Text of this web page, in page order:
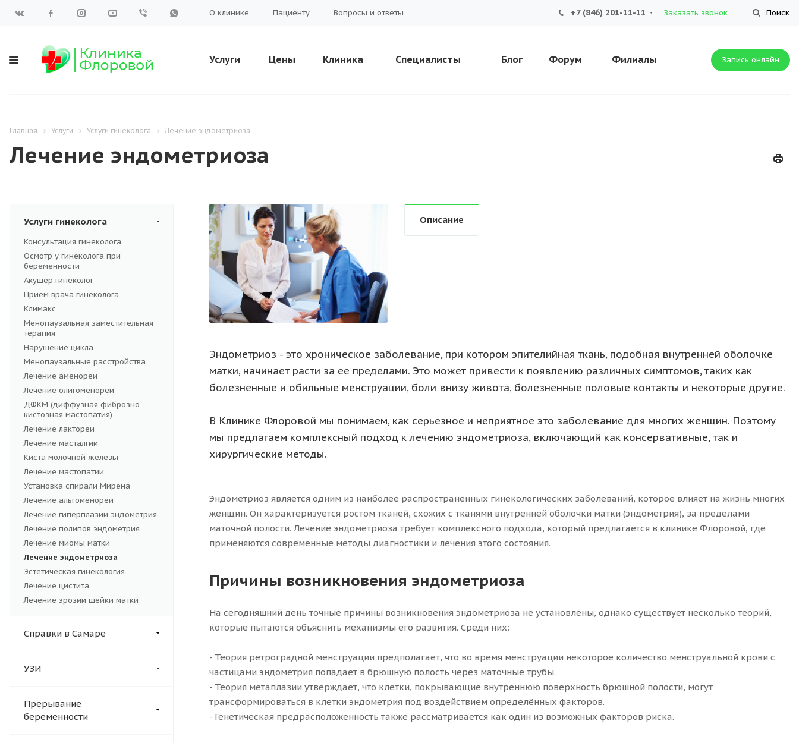
Поиск
О клинике Пациенту Вопросы и ответы +7 (846) 201-11-11 Заказать звонок
Запись онлайн
Услуги Цены Клиника Специалисты Блог Форум Филиалы
Главная Услуги Услуги гинеколога Лечение эндометриоза
Лечение эндометриоза
Услуги гинеколога
Консультация гинеколога
Осмотр у гинеколога при
беременности
Акушер гинеколог
Прием врача гинеколога
Климакс
Менопаузальная заместительная
терапия
Нарушение цикла
Менопаузальные расстройства
Лечение аменореи
Лечение олигоменореи
ДФКМ (диффузная фиброзно
кистозная мастопатия)
Лечение лактореи
Лечение масталгии
Киста молочной железы
Лечение мастопатии
Установка спирали Мирена
Лечение альгоменореи
Лечение гиперплазии эндометрия
Лечение полипов эндометрия
Лечение миомы матки
Лечение эндометриоза
Эстетическая гинекология
Лечение цистита
Лечение эрозии шейки матки
Справки в Самаре
УЗИ
Прерывание
беременности
Описание
Эндометриоз - это хроническое заболевание, при котором эпителийная ткань, подобная внутренней оболочке
матки, начинает расти за ее пределами. Это может привести к появлению различных симптомов, таких как
болезненные и обильные менструации, боли внизу живота, болезненные половые контакты и некоторые другие.
В Клинике Флоровой мы понимаем, как серьезное и неприятное это заболевание для многих женщин. Поэтому
мы предлагаем комплексный подход к лечению эндометриоза, включающий как консервативные, так и
хирургические методы.
Эндометриоз является одним из наиболее распространённых гинекологических заболеваний, которое влияет на жизнь многих
женщин. Он характеризуется ростом тканей, схожих с тканями внутренней оболочки матки (эндометрия), за пределами
маточной полости. Лечение эндометриоза требует комплексного подхода, который предлагается в клинике Флоровой, где
применяются современные методы диагностики и лечения этого состояния.
Причины возникновения эндометриоза
На сегодняшний день точные причины возникновения эндометриоза не установлены, однако существует несколько теорий,
которые пытаются объяснить механизмы его развития. Среди них:
- Теория ретроградной менструации предполагает, что во время менструации некоторое количество менструальной крови с
частицами эндометрия попадает в брюшную полость через маточные трубы.
- Теория метаплазии утверждает, что клетки, покрывающие внутреннюю поверхность брюшной полости, могут
трансформироваться в клетки эндометрия под воздействием определённых факторов.
- Генетическая предрасположенность также рассматривается как один из возможных факторов риска.